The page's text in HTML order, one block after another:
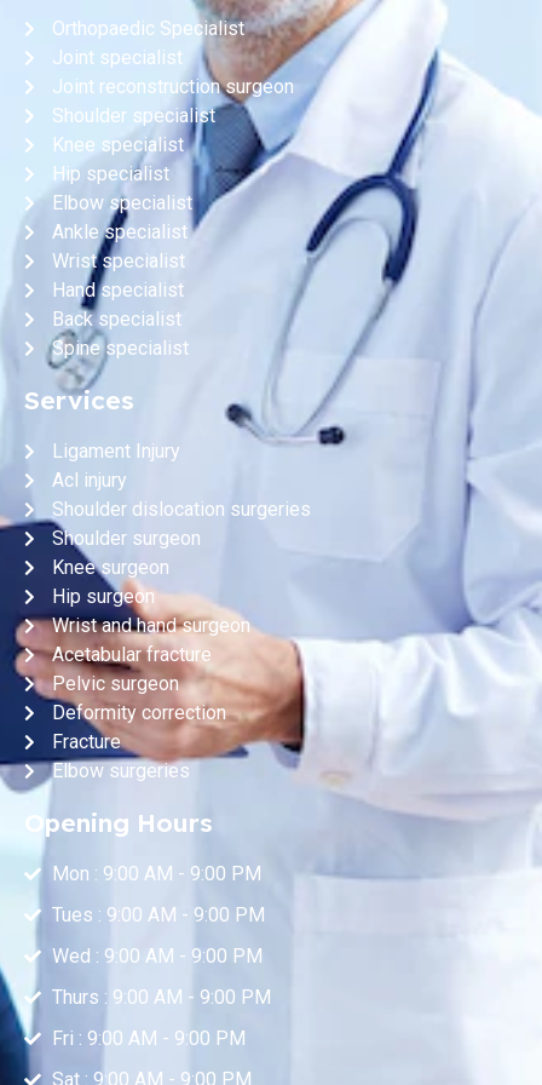
Orthopaedic Specialist
Joint specialist
Joint reconstruction surgeon
Shoulder specialist
Knee specialist
Hip specialist
Elbow specialist
Ankle specialist
Wrist specialist
Hand specialist
Back specialist
Spine specialist
Services
Ligament Injury
Acl injury
Shoulder dislocation surgeries
Shoulder surgeon
Knee surgeon
Hip surgeon
Wrist and hand surgeon
Acetabular fracture
Pelvic surgeon
Deformity correction
Fracture
Elbow surgeries
Opening Hours
Mon : 9:00 AM - 9:00 PM
Tues : 9:00 AM - 9:00 PM
Wed : 9:00 AM - 9:00 PM
Thurs : 9:00 AM - 9:00 PM
Fri : 9:00 AM - 9:00 PM
Sat : 9:00 AM - 9:00 PM